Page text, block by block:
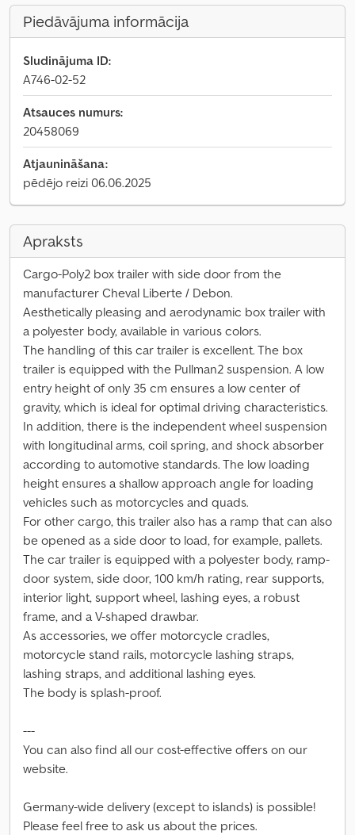
Piedāvājuma informācija
Sludinājuma ID:
A746-02-52
Atsauces numurs:
20458069
Atjaunināšana:
pēdējo reizi 06.06.2025
Apraksts
Cargo-Poly2 box trailer with side door from the
manufacturer Cheval Liberte / Debon.
Aesthetically pleasing and aerodynamic box trailer with
a polyester body, available in various colors.
The handling of this car trailer is excellent. The box
trailer is equipped with the Pullman2 suspension. A low
entry height of only 35 cm ensures a low center of
gravity, which is ideal for optimal driving characteristics.
In addition, there is the independent wheel suspension
with longitudinal arms, coil spring, and shock absorber
according to automotive standards. The low loading
height ensures a shallow approach angle for loading
vehicles such as motorcycles and quads.
For other cargo, this trailer also has a ramp that can also
be opened as a side door to load, for example, pallets.
The car trailer is equipped with a polyester body, ramp-
door system, side door, 100 km/h rating, rear supports,
interior light, support wheel, lashing eyes, a robust
frame, and a V-shaped drawbar.
As accessories, we offer motorcycle cradles,
motorcycle stand rails, motorcycle lashing straps,
lashing straps, and additional lashing eyes.
The body is splash-proof.
---
You can also find all our cost-effective offers on our
website.
Germany-wide delivery (except to islands) is possible!
Please feel free to ask us about the prices.